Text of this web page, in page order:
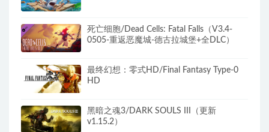
死亡细胞/Dead Cells: Fatal Falls（V3.4-
0505-重返恶魔城-德古拉城堡+全DLC）
最终幻想：零式HD/Final Fantasy Type-0
HD
黑暗之魂3/DARK SOULS III（更新
v1.15.2）